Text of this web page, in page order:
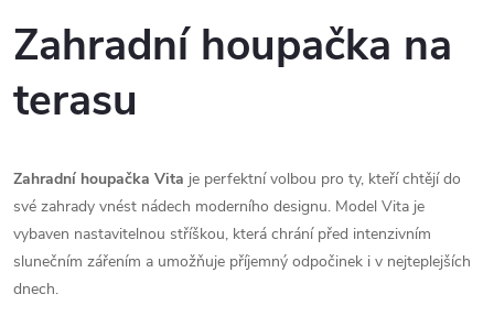
Zahradní houpačka na
terasu
Zahradní houpačka Vita je perfektní volbou pro ty, kteří chtějí do
své zahrady vnést nádech moderního designu. Model Vita je
vybaven nastavitelnou stříškou, která chrání před intenzivním
slunečním zářením a umožňuje příjemný odpočinek i v nejteplejších
dnech.